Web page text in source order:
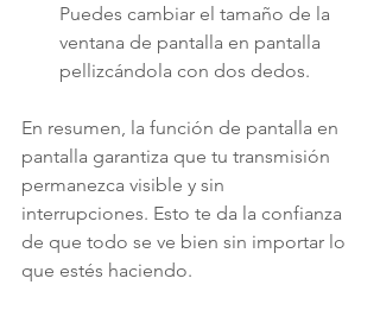
Puedes cambiar el tamaño de la
ventana de pantalla en pantalla
pellizcándola con dos dedos.
En resumen, la función de pantalla en
pantalla garantiza que tu transmisión
permanezca visible y sin
interrupciones. Esto te da la confianza
de que todo se ve bien sin importar lo
que estés haciendo.